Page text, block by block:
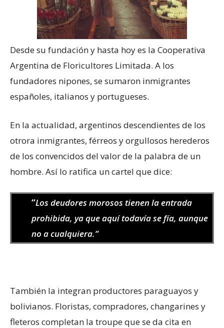
Desde su fundación y hasta hoy es la Cooperativa
Argentina de Floricultores Limitada. A los
fundadores nipones, se sumaron inmigrantes
españoles, italianos y portugueses.
En la actualidad, argentinos descendientes de los
otrora inmigrantes, férreos y orgullosos herederos
de los convencidos del valor de la palabra de un
hombre. Así lo ratifica un cartel que dice:
“Los deudores morosos tienen la entrada
prohibida, ya que aquí todavía se fía, aunque
no a cualquiera.”
También la integran productores paraguayos y
bolivianos. Floristas, compradores, changarines y
fleteros completan la troupe que se da cita en